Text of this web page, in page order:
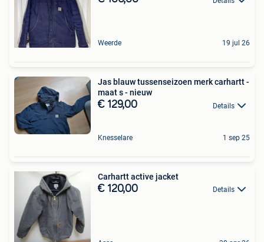
Weerde 19 jul 26
Jas blauw tussenseizoen merk carhartt -
maat s - nieuw
€ 129,00 Details
Knesselare 1 sep 25
Carhartt active jacket
€ 120,00 Details